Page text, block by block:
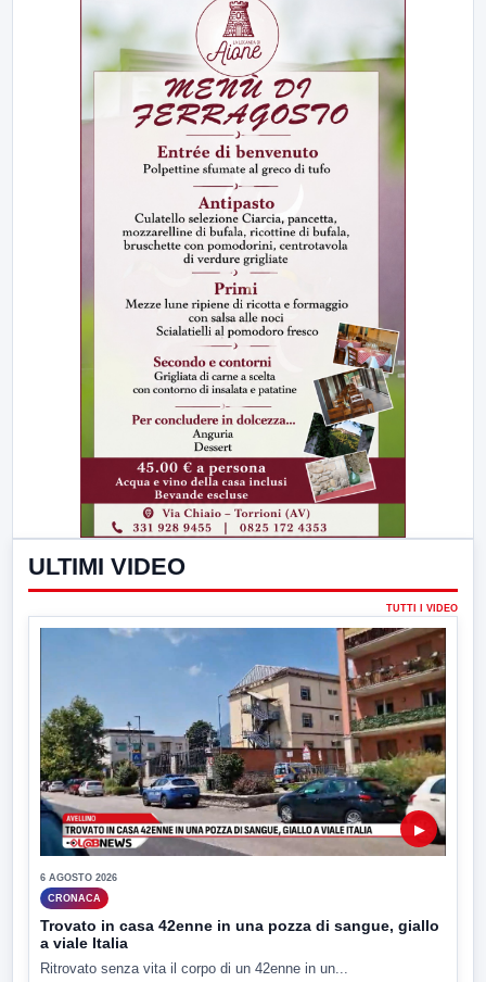
ULTIMI VIDEO
TUTTI I VIDEO
▶
6 AGOSTO 2026
CRONACA
Trovato in casa 42enne in una pozza di sangue, giallo
a viale Italia
Ritrovato senza vita il corpo di un 42enne in un...